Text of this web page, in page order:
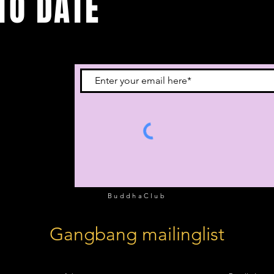
BuddhaClub
Gangbang mailinglist